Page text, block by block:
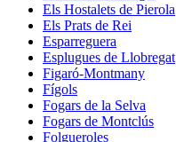
Els Hostalets de Pierola
Els Prats de Rei
Esparreguera
Esplugues de Llobregat
Figaró-Montmany
Fígols
Fogars de la Selva
Fogars de Montclús
Folgueroles